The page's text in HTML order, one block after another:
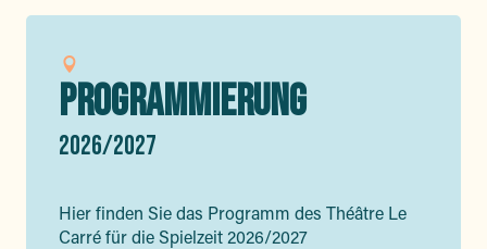
PROGRAMMIERUNG
2026/2027
Hier finden Sie das Programm des Théâtre Le
Carré für die Spielzeit 2026/2027